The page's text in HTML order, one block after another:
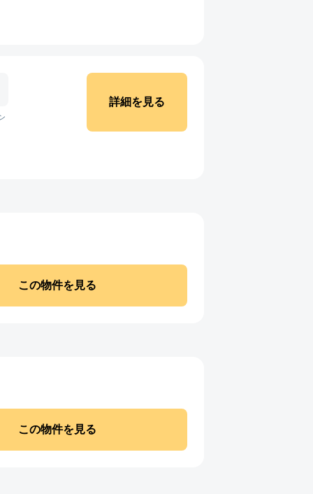
詳細を見る
この物件を見る
この物件を見る